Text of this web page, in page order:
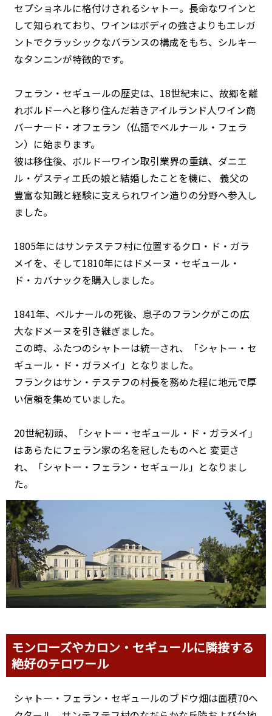
セプショネルに格付けされるシャトー。長命なワインと
して知られており、ワインはボディの強さよりもエレガ
ントでクラッシックなバランスの構成をもち、シルキー
なタンニンが特徴的です。
フェラン・セギュールの歴史は、18世紀末に、故郷を離
れボルドーへと移り住んだ若きアイルランド人ワイン商
バーナード・オフェラン（仏語でベルナール・フェラ
ン）に始まります。
彼は移住後、ボルドーワイン取引業界の重鎮、ダニエ
ル・ゲスティエ氏の娘と結婚したことを機に、 義父の
豊富な知識と経験に支えられワイン造りの分野へ参入し
ました。
1805年にはサンテステフ村に位置するクロ・ド・ガラ
メイを、そして1810年にはドメーヌ・セギュール・
ド・カバナックを購入しました。
1841年、ベルナールの死後、息子のフランクがこの広
大なドメーヌを引き継ぎました。
この時、ふたつのシャトーは統一され、「シャトー・セ
ギュール・ド・ガラメイ」となりました。
フランクはサン・テステフの村長を務めた程に地元で厚
い信頼を集めていました。
20世紀初頭、「シャトー・セギュール・ド・ガラメイ」
はあらたにフェラン家の名を冠したものへと 変更さ
れ、「シャトー・フェラン・セギュール」となりまし
た。
モンローズやカロン・セギュールに隣接する
絶好のテロワール
シャトー・フェラン・セギュールのブドウ畑は面積70ヘ